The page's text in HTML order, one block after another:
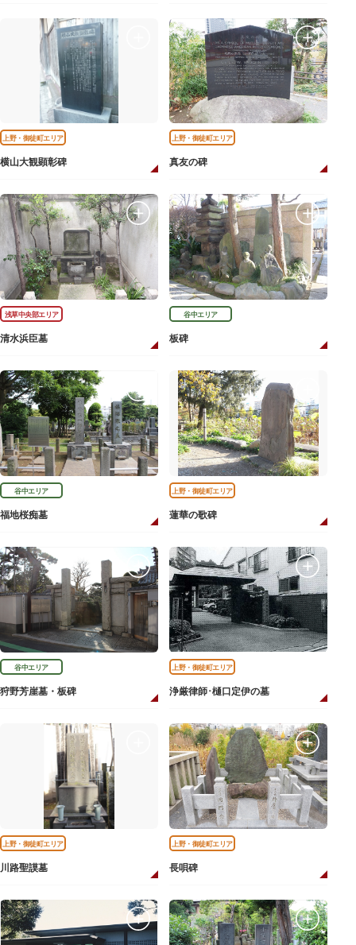
上野・御徒町エリア
横山大観顕彰碑
上野・御徒町エリア
真友の碑
浅草中央部エリア
清水浜臣墓
谷中エリア
板碑
谷中エリア
福地桜痴墓
上野・御徒町エリア
蓮華の歌碑
谷中エリア
狩野芳崖墓・板碑
上野・御徒町エリア
浄厳律師･樋口定伊の墓
上野・御徒町エリア
川路聖謨墓
上野・御徒町エリア
長唄碑